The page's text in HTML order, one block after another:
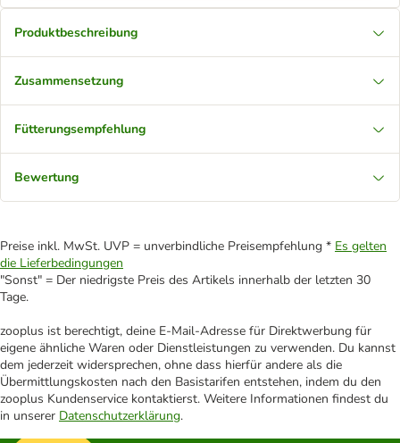
Produktbeschreibung
Zusammensetzung
Fütterungsempfehlung
Bewertung
Preise inkl. MwSt. UVP = unverbindliche Preisempfehlung * Es gelten
die Lieferbedingungen
"Sonst" = Der niedrigste Preis des Artikels innerhalb der letzten 30
Tage.
zooplus ist berechtigt, deine E-Mail-Adresse für Direktwerbung für
eigene ähnliche Waren oder Dienstleistungen zu verwenden. Du kannst
dem jederzeit widersprechen, ohne dass hierfür andere als die
Übermittlungskosten nach den Basistarifen entstehen, indem du den
zooplus Kundenservice kontaktierst. Weitere Informationen findest du
in unserer Datenschutzerklärung.